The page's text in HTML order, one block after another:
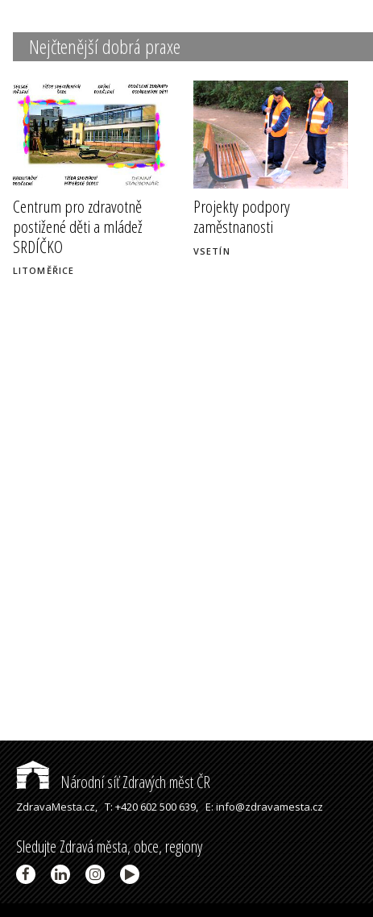
Nejčtenější dobrá praxe
Centrum pro zdravotně
postižené děti a mládež
SRDÍČKO
LITOMĚŘICE
Projekty podpory
zaměstnanosti
VSETÍN
Národní síť Zdravých měst ČR
ZdravaMesta.cz,T: +420 602 500 639,E: info@zdravamesta.cz
Sledujte Zdravá města, obce, regiony